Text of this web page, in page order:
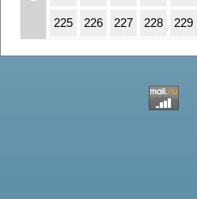
225 226 227 228 229